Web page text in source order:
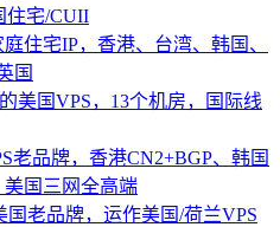
住宅/CUII
庭住宅IP，香港、台湾、韩国、
国
美国VPS，13个机房，国际线
老品牌，香港CN2+BGP、韩国
美国三网全高端
国老品牌，运作美国/荷兰VPS